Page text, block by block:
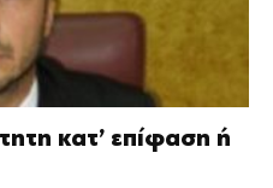
κατ’ επίφαση ή